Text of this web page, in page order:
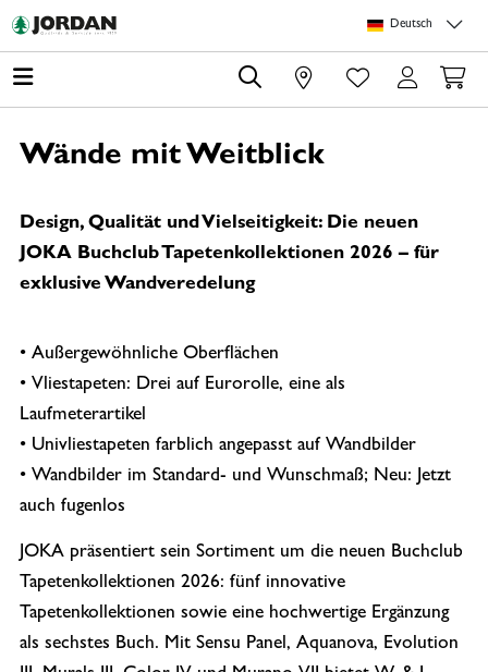
Deutsch
0
Wände mit Weitblick
Design, Qualität und Vielseitigkeit: Die neuen
JOKA Buchclub Tapetenkollektionen 2026 – für
exklusive Wandveredelung
• Außergewöhnliche Oberflächen
• Vliestapeten: Drei auf Eurorolle, eine als
Laufmeterartikel
• Univliestapeten farblich angepasst auf Wandbilder
• Wandbilder im Standard- und Wunschmaß; Neu: Jetzt
auch fugenlos
JOKA präsentiert sein Sortiment um die neuen Buchclub
Tapetenkollektionen 2026: fünf innovative
Tapetenkollektionen sowie eine hochwertige Ergänzung
als sechstes Buch. Mit Sensu Panel, Aquanova, Evolution